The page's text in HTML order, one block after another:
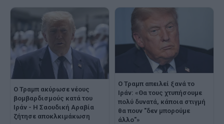
Ο Τραμπ ακύρωσε νέους
βομβαρδισμούς κατά του
Ιράν - Η Σαουδική Αραβία
ζήτησε αποκλκιμάκωση
Ο Τραμπ απειλεί ξανά το
Ιράν: «Θα τους χτυπήσουμε
πολύ δυνατά, κάποια στιγμή
θα πουν "δεν μπορούμε
άλλο"»